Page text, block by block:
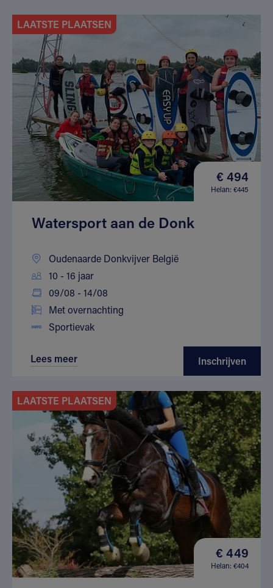
LAATSTE PLAATSEN
€ 494
Helan: €445
Watersport aan de Donk
Oudenaarde Donkvijver België
10 - 16 jaar
09/08 - 14/08
Met overnachting
Sportievak
Lees meer Inschrijven
LAATSTE PLAATSEN
€ 449
Helan: €404